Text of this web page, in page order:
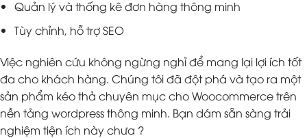
Quản lý và thống kê đơn hàng thông minh
Tùy chỉnh, hỗ trợ SEO
Việc nghiên cứu không ngừng nghỉ để mang lại lợi ích tốt
đa cho khách hàng. Chúng tôi đã đột phá và tạo ra một
sản phẩm kéo thả chuyên mục cho Woocommerce trên
nền tảng wordpress thông minh. Bạn dám sẵn sàng trải
nghiệm tiện ích này chưa ?